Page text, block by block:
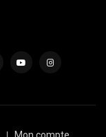
Mon compte